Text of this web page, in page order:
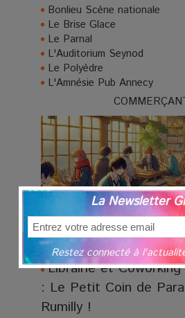
Bonlieu Scène nationale
Le Brise Glace
Le Parnal
L'Auditorium Seynod
Le Polyèdre
L'Amnésie Pub Annecy
Librairie et
: Le Petit Coin de
Rumilly !
La Newsletter
Restez connecté à